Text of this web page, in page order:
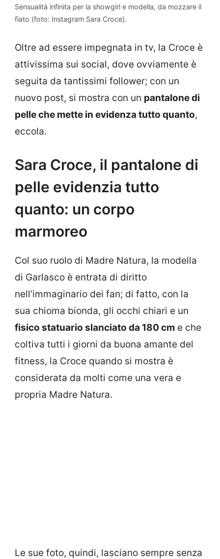
Sensualità infinita per la showgirl e modella, da mozzare il
fiato (foto: Instagram Sara Croce).
Oltre ad essere impegnata in tv, la Croce è
attivissima sui social, dove ovviamente è
seguita da tantissimi follower; con un
nuovo post, si mostra con un pantalone di
pelle che mette in evidenza tutto quanto,
eccola.
Sara Croce, il pantalone di
pelle evidenzia tutto
quanto: un corpo
marmoreo
Col suo ruolo di Madre Natura, la modella
di Garlasco è entrata di diritto
nell’immaginario dei fan; di fatto, con la
sua chioma bionda, gli occhi chiari e un
fisico statuario slanciato da 180 cm e che
coltiva tutti i giorni da buona amante del
fitness, la Croce quando si mostra è
considerata da molti come una vera e
propria Madre Natura.
Le sue foto, quindi, lasciano sempre senza